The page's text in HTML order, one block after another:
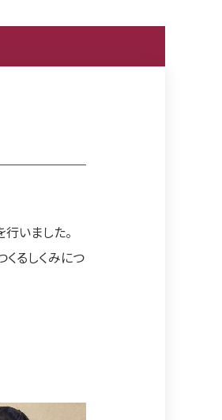
いました。
るしくみにつ